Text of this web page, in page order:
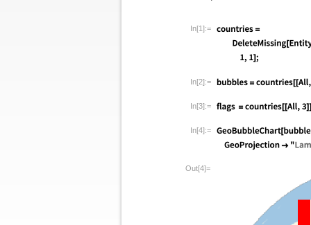
In[1]:=
In[2]:=
In[3]:=
In[4]:=
Out[4]=